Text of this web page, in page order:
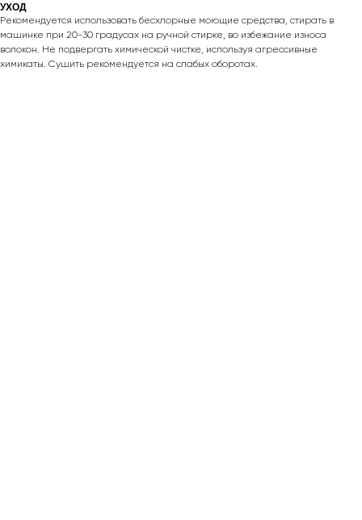
УХОД
Рекомендуется использовать бесхлорные моющие средства, стирать в
машинке при 20-30 градусах на ручной стирке, во избежание износа
волокон. Не подвергать химической чистке, используя агрессивные
химикаты. Сушить рекомендуется на слабых оборотах.